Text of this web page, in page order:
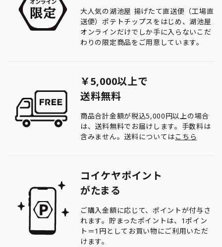
大人気の湖池屋 揚げたて直送便（工場直
送便）ポテトチップスをはじめ、湖池屋
オンラインだけでしか手に入らないこだ
わりの限定商品をご用意しています。
￥5,000以上で
送料無料
商品合計金額が税込5,000円以上の場合
は、送料無料でお届けします。手数料は
含みません。送料についてはこちら
コイケヤポイント
がたまる
ご購入金額に応じて、ポイントが付与さ
れます。貯まったポイントは、1ポイン
ト＝1円としてお買い物にご利用いただ
けます。